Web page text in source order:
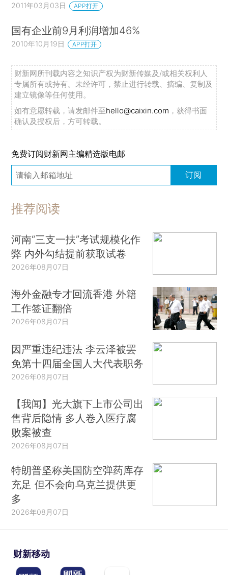
2011年03月03日 APP打开
国有企业前9月利润增加46%
2010年10月19日 APP打开
财新网所刊载内容之知识产权为财新传媒及/或相关权利人
专属所有或持有。未经许可，禁止进行转载、摘编、复制及
建立镜像等任何使用。
如有意愿转载，请发邮件至hello@caixin.com ，获得书面
确认及授权后，方可转载。
免费订阅财新网主编精选版电邮
订阅
推荐阅读
河南“三支一扶”考试规模化作
弊 内外勾结提前获取试卷
2026年08月07日
海外金融专才回流香港 外籍
工作签证翻倍
2026年08月07日
因严重违纪违法 李云泽被罢
免第十四届全国人大代表职务
2026年08月07日
【我闻】光大旗下上市公司出
售背后隐情 多人卷入医疗腐
败案被查
2026年08月07日
特朗普坚称美国防空弹药库存
充足 但不会向乌克兰提供更
多
2026年08月07日
财新移动